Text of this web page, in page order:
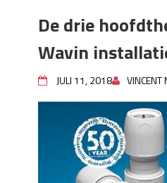
De drie
Wavin
JULI 11, 2018 VINCENT